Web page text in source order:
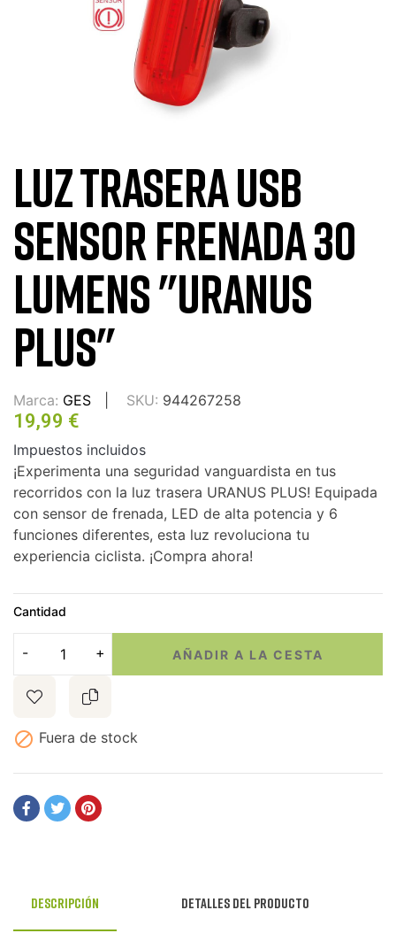
LUZ TRASERA USB
SENSOR FRENADA 30
LUMENS "URANUS
PLUS"
Marca: GES SKU: 944267258
19,99 €
Impuestos incluidos
¡Experimenta una seguridad vanguardista en tus
recorridos con la luz trasera URANUS PLUS! Equipada
con sensor de frenada, LED de alta potencia y 6
funciones diferentes, esta luz revoluciona tu
experiencia ciclista. ¡Compra ahora!
Cantidad
AÑADIR A LA CESTA
 Fuera de stock
Descripción Detalles del producto